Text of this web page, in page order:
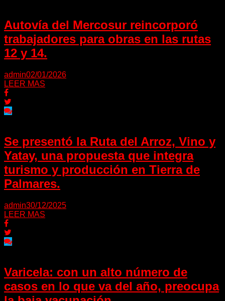
Autovía del Mercosur reincorporó
trabajadores para obras en las rutas
12 y 14.
admin02/01/2026
LEER MAS
Se presentó la Ruta del Arroz, Vino y
Yatay, una propuesta que integra
turismo y producción en Tierra de
Palmares.
admin30/12/2025
LEER MAS
Varicela: con un alto número de
casos en lo que va del año, preocupa